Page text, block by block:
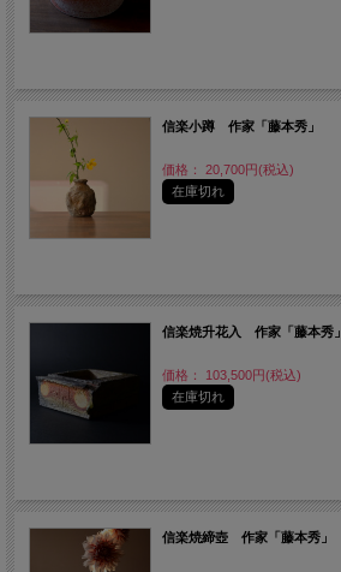
信楽小蹲 作家「藤本秀」
価格： 20,700円(税込)
在庫切れ
信楽焼升花入 作家「藤本秀」
価格： 103,500円(税込)
在庫切れ
信楽焼締壺 作家「藤本秀」